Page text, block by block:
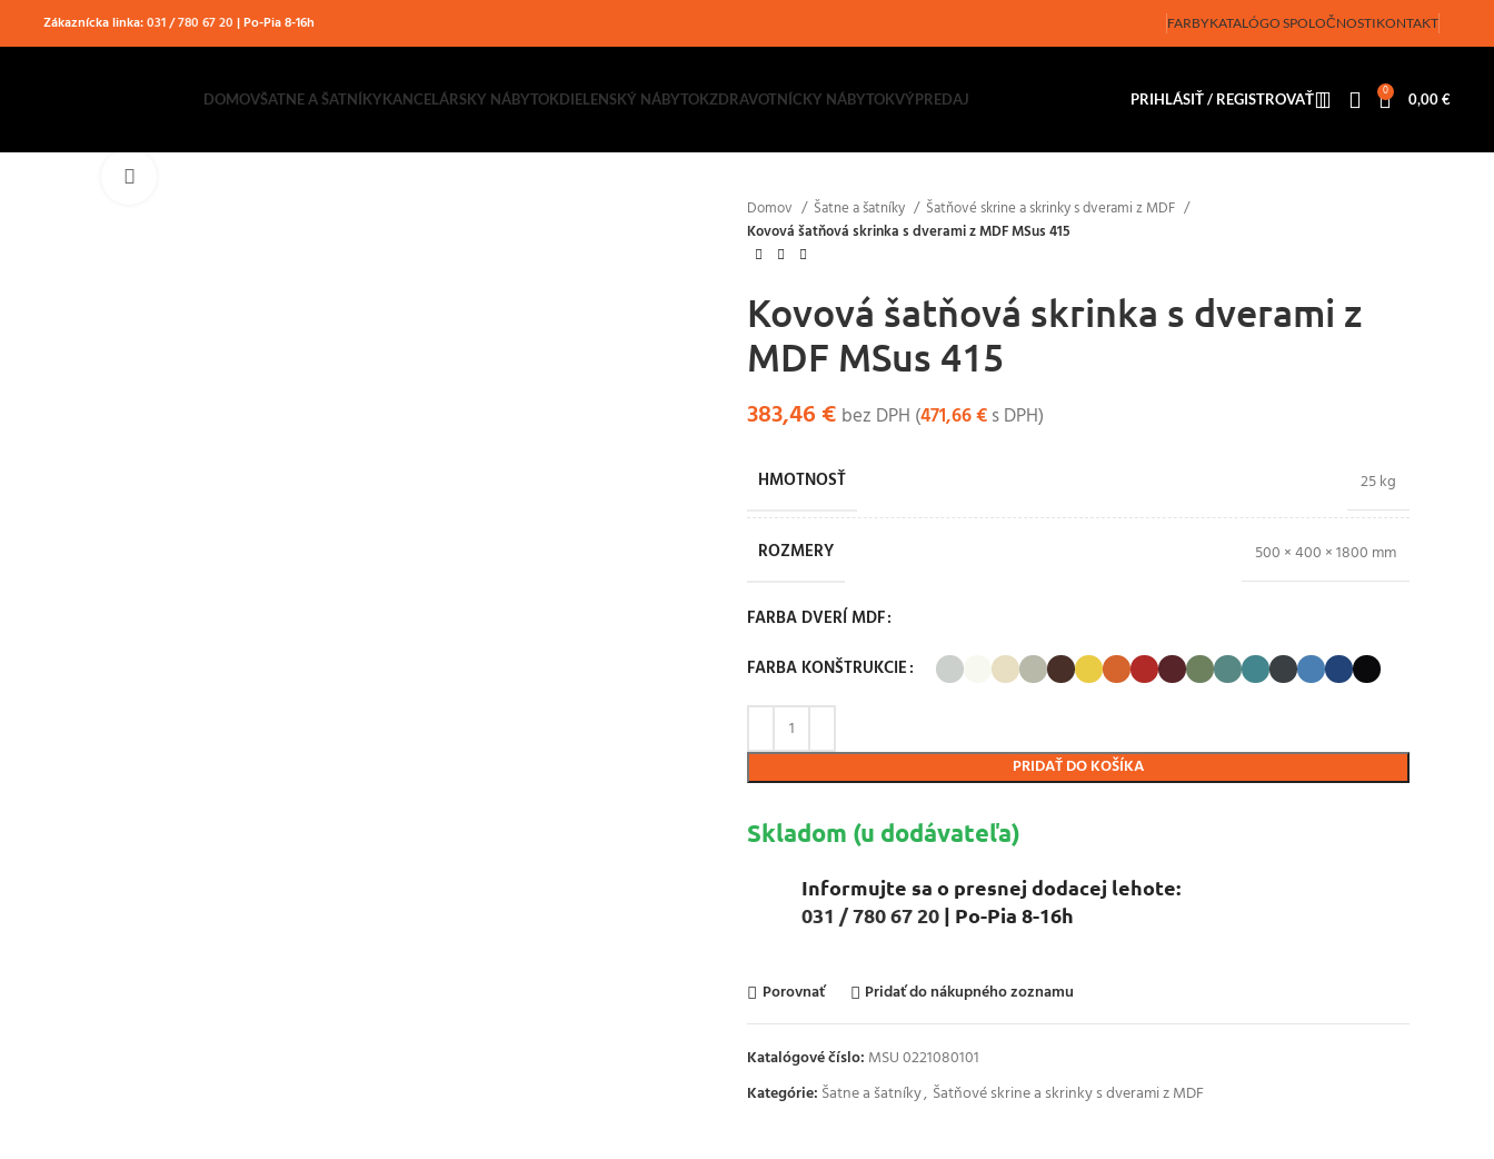
Zákaznícka linka:031 / 780 67 20 | Po-Pia 8-16h FARBYKATALÓGO SPOLOČNOSTIKONTAKT
DOMOVŠATNE A ŠATNÍKYKANCELÁRSKY NÁBYTOKDIELENSKÝ NÁBYTOKZDRAVOTNÍCKY NÁBYTOKVÝPREDAJ PRIHLÁSIŤ / REGISTROVAŤ 0 0,00€
Domov Šatne a šatníky
Šatňové skrine a skrinky s dverami z MDF
Kovová šatňová skrinka s dverami z MDF MSus 415
Kovová šatňová skrinka s dverami z
MDF MSus 415
383,46 € bez DPH (471,66€s DPH)
HMOTNOSŤ 25 kg
ROZMERY 500 × 400 × 1800 mm
FARBA DVERÍ MDF
FARBA KONŠTRUKCIE
PRIDAŤ DO KOŠÍKA
Skladom (u dodávateľa)
Informujte sa o presnej dodacej lehote:
031 / 780 67 20 | Po-Pia 8-16h
Porovnať Pridať do nákupného zoznamu
Katalógové číslo: MSU 0221080101
Kategórie: Šatne a šatníky, Šatňové skrine a skrinky s dverami z MDF